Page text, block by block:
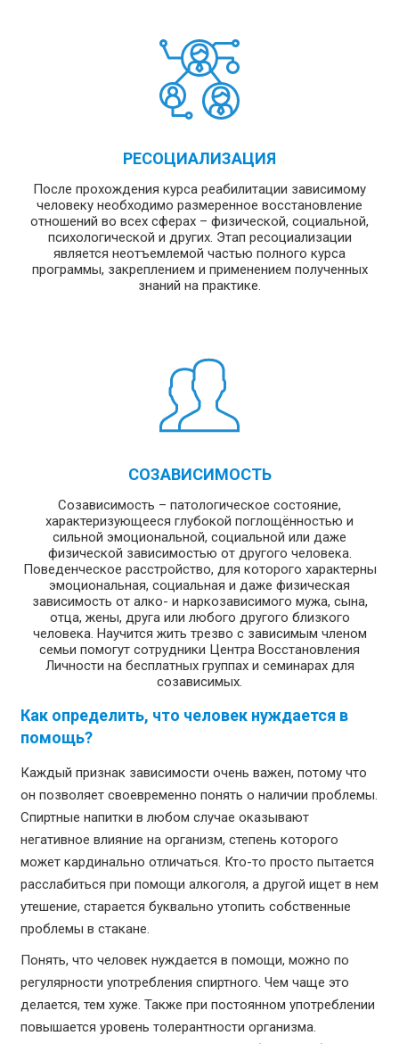
РЕСОЦИАЛИЗАЦИЯ
После прохождения курса реабилитации зависимому
человеку необходимо размеренное восстановление
отношений во всех сферах – физической, социальной,
психологической и других. Этап ресоциализации
является неотъемлемой частью полного курса
программы, закреплением и применением полученных
знаний на практике.
СОЗАВИСИМОСТЬ
Созависимость – патологическое состояние,
характеризующееся глубокой поглощённостью и
сильной эмоциональной, социальной или даже
физической зависимостью от другого человека.
Поведенческое расстройство, для которого характерны
эмоциональная, социальная и даже физическая
зависимость от алко- и наркозависимого мужа, сына,
отца, жены, друга или любого другого близкого
человека. Научится жить трезво с зависимым членом
семьи помогут сотрудники Центра Восстановления
Личности на бесплатных группах и семинарах для
созависимых.
Как определить, что человек нуждается в
помощь?
Каждый признак зависимости очень важен, потому что
он позволяет своевременно понять о наличии проблемы.
Спиртные напитки в любом случае оказывают
негативное влияние на организм, степень которого
может кардинально отличаться. Кто-то просто пытается
расслабиться при помощи алкоголя, а другой ищет в нем
утешение, старается буквально утопить собственные
проблемы в стакане.
Понять, что человек нуждается в помощи, можно по
регулярности употребления спиртного. Чем чаще это
делается, тем хуже. Также при постоянном употреблении
повышается уровень толерантности организма.